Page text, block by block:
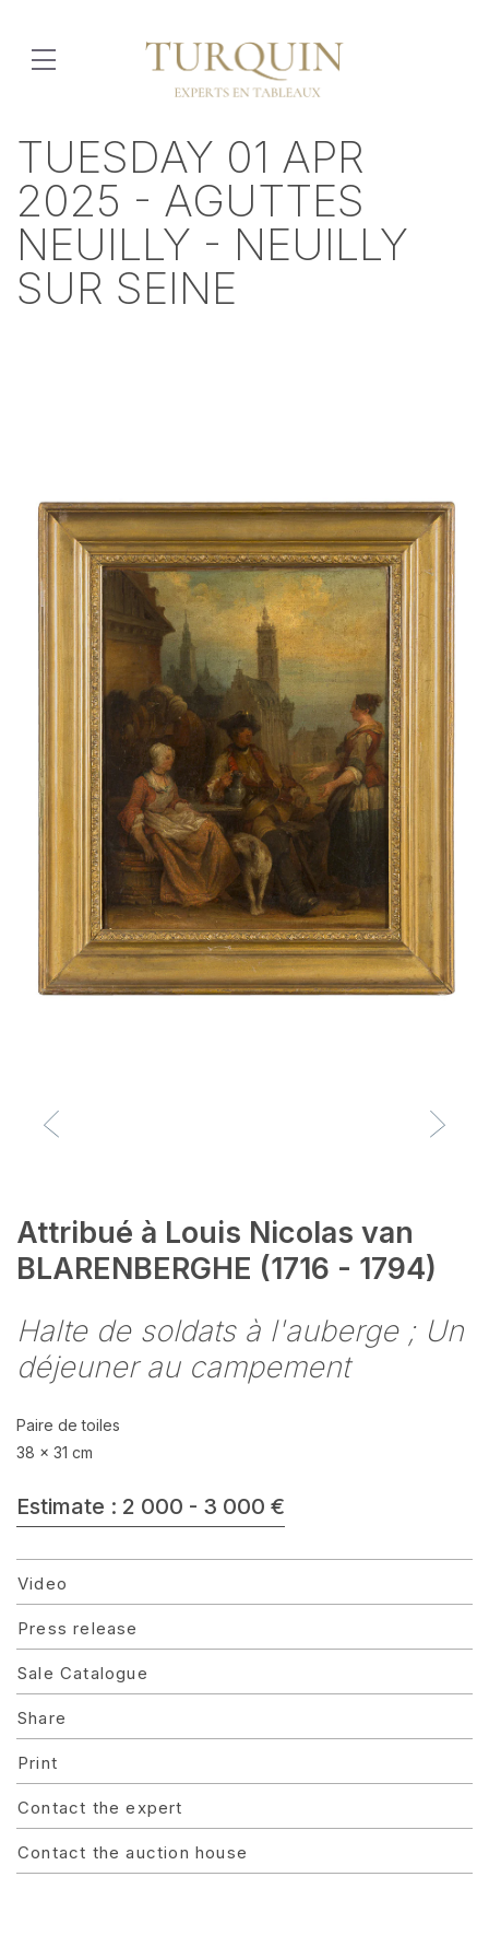
TUESDAY 01 APR
2025 - AGUTTES
NEUILLY - NEUILLY
SUR SEINE
Attribué à Louis Nicolas van
BLARENBERGHE (1716 - 1794)
Halte de soldats à l'auberge ; Un
déjeuner au campement
Paire de toiles
38 x 31 cm
Estimate : 2 000 - 3 000 €
Video
Press release
Sale Catalogue
Share
Print
Contact the expert
Contact the auction house